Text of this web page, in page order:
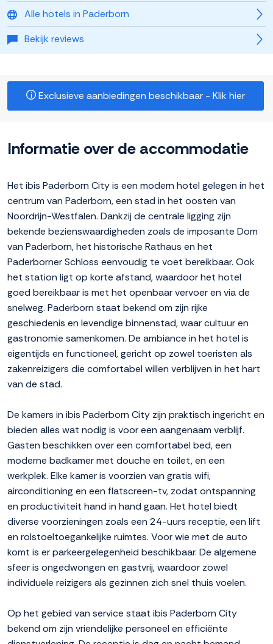
Alle hotels in Paderborn
Bekijk reviews
Exclusieve aanbiedingen beschikbaar - Klik hier
Informatie over de accommodatie
Het ibis Paderborn City is een modern hotel gelegen in het
centrum van Paderborn, een stad in het oosten van
Noordrijn-Westfalen. Dankzij de centrale ligging zijn
bekende bezienswaardigheden zoals de imposante Dom
van Paderborn, het historische Rathaus en het
Paderborner Schloss eenvoudig te voet bereikbaar. Ook
het station ligt op korte afstand, waardoor het hotel
goed bereikbaar is met het openbaar vervoer en via de
snelweg. Paderborn staat bekend om zijn rijke
geschiedenis en levendige binnenstad, waar cultuur en
gastronomie samenkomen. De ambiance in het hotel is
eigentijds en functioneel, gericht op zowel toeristen als
zakenreizigers die comfortabel willen verblijven in het hart
van de stad.
De kamers in ibis Paderborn City zijn praktisch ingericht en
bieden alles wat nodig is voor een aangenaam verblijf.
Gasten beschikken over een comfortabel bed, een
moderne badkamer met douche en toilet, en een
werkplek. Elke kamer is voorzien van gratis wifi,
airconditioning en een flatscreen-tv, zodat ontspanning
en productiviteit hand in hand gaan. Het hotel biedt
diverse voorzieningen zoals een 24-uurs receptie, een lift
en rolstoeltoegankelijke ruimtes. Voor wie met de auto
komt is er parkeergelegenheid beschikbaar. De algemene
sfeer is ongedwongen en gastvrij, waardoor zowel
individuele reizigers als gezinnen zich snel thuis voelen.
Op het gebied van service staat ibis Paderborn City
bekend om zijn vriendelijke personeel en efficiënte